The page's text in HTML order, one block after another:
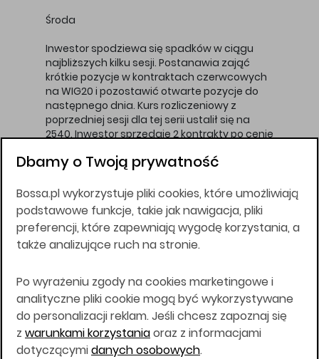
Środa
Inwestor spodziewa się spadków w ciągu
najbliższych kilku sesji. Postanawia zająć
krótkie pozycje w kontraktach czerwcowych
na WIG20 i pozostawić otwarte pozycje do
następnego dnia. Kurs rozliczeniowy z
poprzedniej sesji dla tej serii ustalił się na
2540. Inwestor sprzedaje 2 kontrakty po cenie
kwotę depozytu:
Wstępny DZ = 2 x 2540 x 20 PLN x 8,8% = 8
940,80 PLN
kursem rozliczeniowym ustalił się na 2590
W wyniku bieżących rozrachunków
rynkowych, KDPW pobierze z rachunku
inwestora kwotę rozliczenia wynikającą z
Dbamy o Twoją prywatność
Bossa.pl wykorzystuje pliki cookies, które umożliwiają
podstawowe funkcje, takie jak nawigacja, pliki
preferencji, które zapewniają wygodę korzystania, a
także analizujące ruch na stronie.
Po wyrażeniu zgody na cookies marketingowe i
analityczne pliki cookie mogą być wykorzystywane
do personalizacji reklam. Jeśli chcesz zapoznaj się
z warunkami korzystaniaoraz z informacjami
dotyczącymidanych osobowych.